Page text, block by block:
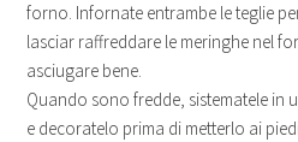
forno. Infornate entrambe le teglie
lasciar raffreddare le meringhe nel
asciugare bene.
Quando sono fredde, sistematele in
e decoratelo prima di metterlo ai